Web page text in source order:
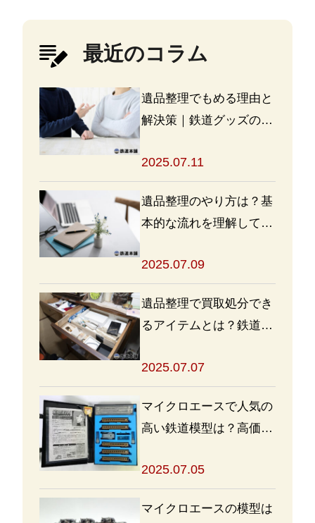
最近のコラム
遺品整理でもめる理由と
解決策｜鉄道グッズの整
2025.07.11
遺品整理のやり方は？基
本的な流れを理解して買
めよう
2025.07.09
遺品整理で買取処分でき
るアイテムとは？鉄道グ
も
2025.07.07
マイクロエースで人気の
高い鉄道模型は？高価買
2025.07.05
マイクロエースの模型は